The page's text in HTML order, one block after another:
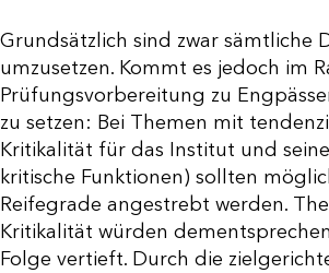
Grundsätzlich sind zwar sämtliche
umzusetzen. Kommt es jedoch im
Prüfungsvorbereitung zu
zu setzen: Bei Themen mit
Kritikalität für das Institut und seine
kritische Funktionen) sollten
Reifegrade angestrebt werden.
Kritikalität würden
Folge vertieft. Durch die